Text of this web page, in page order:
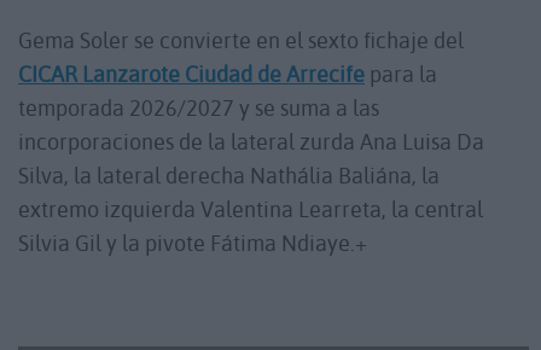
Gema Soler se convierte en el sexto fichaje del
CICAR Lanzarote Ciudad de Arrecife para la
temporada 2026/2027 y se suma a las
incorporaciones de la lateral zurda Ana Luisa Da
Silva, la lateral derecha Nathália Baliána, la
extremo izquierda Valentina Learreta, la central
Silvia Gil y la pivote Fátima Ndiaye.+